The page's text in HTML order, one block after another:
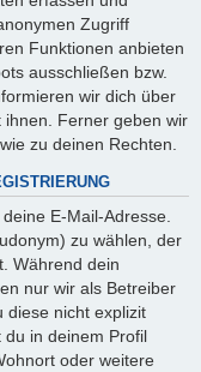
Zugriff
Funktionen anbieten
ausschließen bzw.
wir dich über
Ferner geben wir
zu deinen Rechten.
E-Mail-Adresse.
zu wählen, der
Während dein
nur wir als Betreiber
diese nicht explizit
in deinem Profil
oder weitere